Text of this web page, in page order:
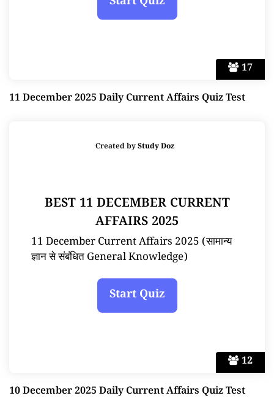
17
11 December 2025 Daily Current Affairs Quiz Test
12
Created byStudy Doz
BEST 11 DECEMBER CURRENT
AFFAIRS 2025
11 December Current Affairs 2025 (सामान्य
ज्ञान से संबंधित General Knowledge)
10 December 2025 Daily Current Affairs Quiz Test